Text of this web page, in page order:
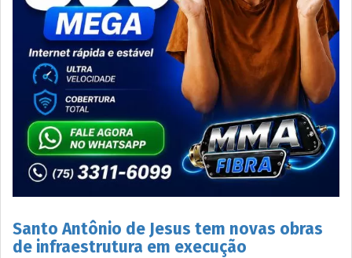
Santo Antônio de Jesus tem novas obras
de infraestrutura em execução